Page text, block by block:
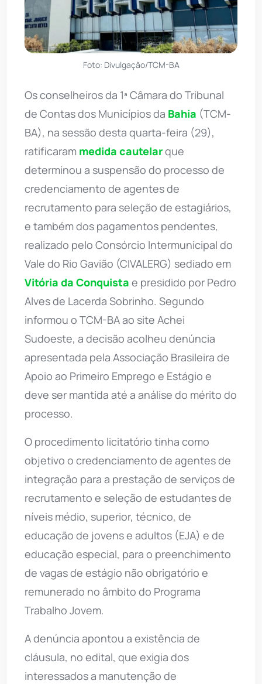
Foto: Divulgação/TCM-BA
Os conselheiros da 1ª Câmara do Tribunal
de Contas dos Municípios da Bahia (TCM-
BA), na sessão desta quarta-feira (29),
ratificaram medida cautelarque
determinou a suspensão do processo de
credenciamento de agentes de
recrutamento para seleção de estagiários,
e também dos pagamentos pendentes,
realizado pelo Consórcio Intermunicipal do
Vale do Rio Gavião (CIVALERG) sediado em
Vitória da Conquista e presidido por Pedro
Alves de Lacerda Sobrinho. Segundo
informou o TCM-BA ao site Achei
Sudoeste, a decisão acolheu denúncia
apresentada pela Associação Brasileira de
Apoio ao Primeiro Emprego e Estágio e
deve ser mantida até a análise do mérito do
processo.
O procedimento licitatório tinha como
objetivo o credenciamento de agentes de
integração para a prestação de serviços de
recrutamento e seleção de estudantes de
níveis médio, superior, técnico, de
educação de jovens e adultos (EJA) e de
educação especial, para o preenchimento
de vagas de estágio não obrigatório e
remunerado no âmbito do Programa
Trabalho Jovem.
A denúncia apontou a existência de
cláusula, no edital, que exigia dos
interessados a manutenção de